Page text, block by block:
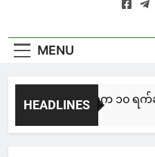
MENU
HEADLINES
NUG မကွေးအဖွဲ့က ၁၀ ရက်
4 Hours Ago